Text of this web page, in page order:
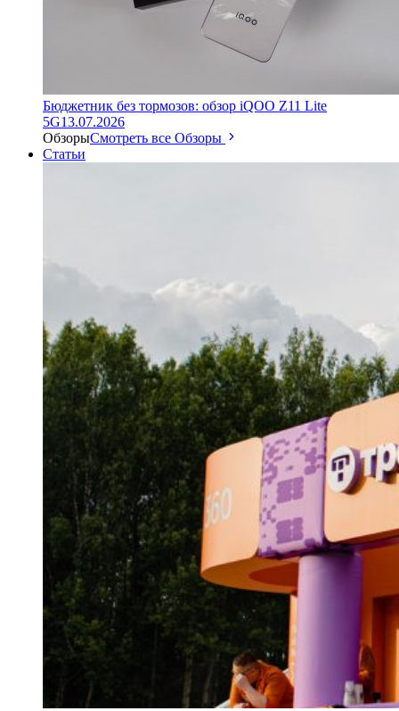
Бюджетник без тормозов: обзор iQOO Z11 Lite
5G13.07.2026
ОбзорыСмотреть все Обзоры
Статьи